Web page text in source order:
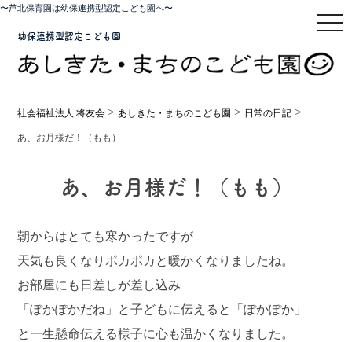
〜芦北保育園は幼保連携型認定こども園へ〜
幼保連携型認定こども園
社会福祉法人 将友会 > あしきた・まちのこども園 > 日常の日記 >
あ、お月様だ！（もも）
あ、お月様だ！（もも）
朝からはとても寒かったですが
天気も良くなりポカポカと暖かくなりましたね。
お部屋にも日差しが差し込み
「ぽかぽかだね」と子どもに伝えると「ぽかぽか」
と一生懸命伝える様子に心も温かくなりました。